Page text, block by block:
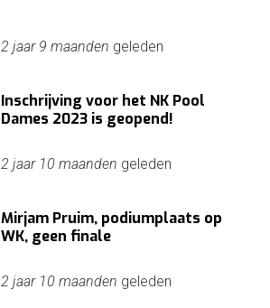
2 jaar 9 maanden geleden
Inschrijving voor het NK Pool
Dames 2023 is geopend!
2 jaar 10 maanden geleden
Mirjam Pruim, podiumplaats op
WK, geen finale
2 jaar 10 maanden geleden